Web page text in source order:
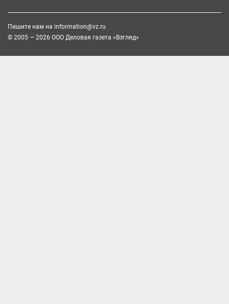
Пишите нам на information@vz.ru
© 2005 — 2026 ООО Деловая газета «Взгляд»